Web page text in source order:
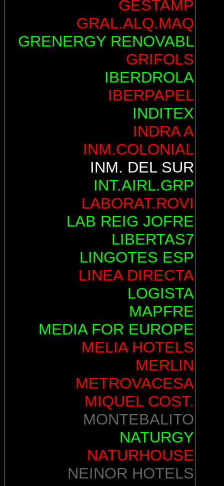
GESTAMP
GRAL.ALQ.MAQ
GRENERGY RENOVABL
GRIFOLS
IBERDROLA
IBERPAPEL
INDITEX
INDRA A
INM.COLONIAL
INM. DEL SUR
INT.AIRL.GRP
LABORAT.ROVI
LAB REIG JOFRE
LIBERTAS7
LINGOTES ESP
LINEA DIRECTA
LOGISTA
MAPFRE
MEDIA FOR EUROPE
MELIA HOTELS
MERLIN
METROVACESA
MIQUEL COST.
MONTEBALITO
NATURGY
NATURHOUSE
NEINOR HOTELS